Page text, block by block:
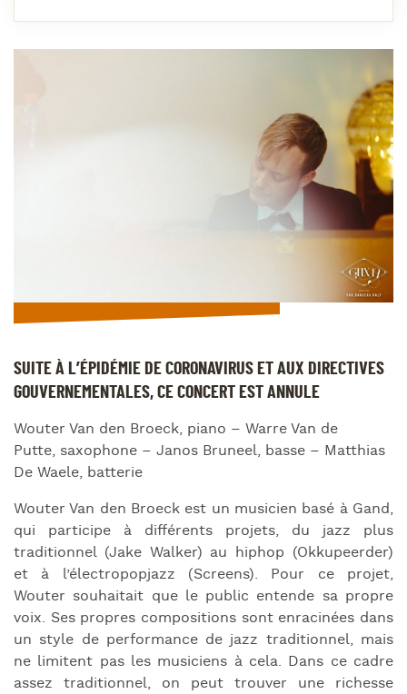
SUITE À L’ÉPIDÉMIE DE CORONAVIRUS ET AUX DIRECTIVES
GOUVERNEMENTALES, CE CONCERT EST ANNULE
Wouter Van den Broeck, piano – Warre Van de
Putte, saxophone – Janos Bruneel, basse – Matthias
De Waele, batterie
Wouter Van den Broeck est un musicien basé à Gand,
qui participe à différents projets, du jazz plus
traditionnel (Jake Walker) au hiphop (Okkupeerder)
et à l’électropopjazz (Screens). Pour ce projet,
Wouter souhaitait que le public entende sa propre
voix. Ses propres compositions sont enracinées dans
un style de performance de jazz traditionnel, mais
ne limitent pas les musiciens à cela. Dans ce cadre
assez traditionnel, on peut trouver une richesse